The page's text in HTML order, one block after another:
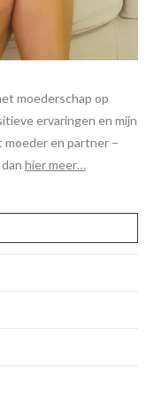
moederschap op
ervaringen en mijn
moeder en partner –
hier meer…